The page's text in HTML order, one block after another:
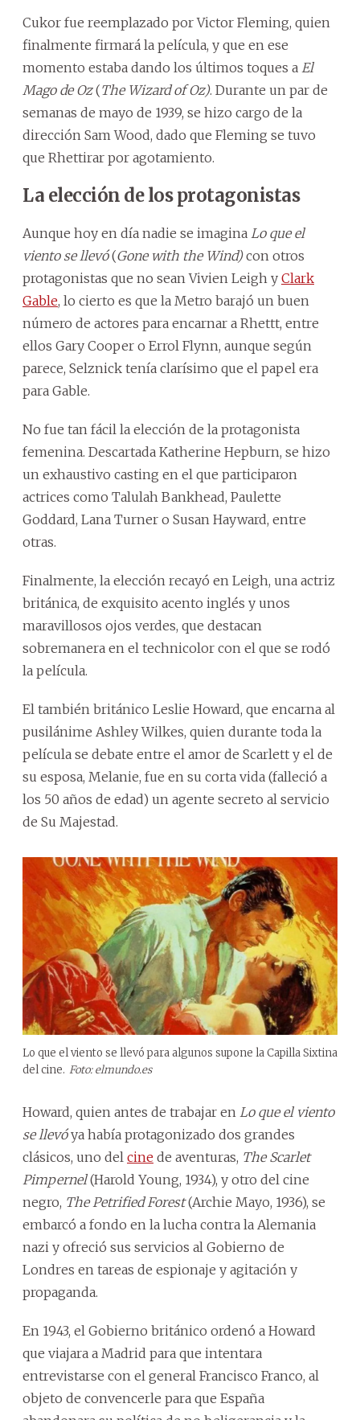
Cukor fue reemplazado por Victor Fleming, quien
finalmente firmará la película, y que en ese
momento estaba dando los últimos toques a El
Mago de Oz(The Wizard of Oz). Durante un par de
semanas de mayo de 1939, se hizo cargo de la
dirección Sam Wood, dado que Fleming se tuvo
que Rhettirar por agotamiento.
La elección de los protagonistas
Aunque hoy en día nadie se imagina Lo que el
viento se llevó(Gone with the Wind)con otros
protagonistas que no sean Vivien Leigh y Clark
Gable, lo cierto es que la Metro barajó un buen
número de actores para encarnar a Rhettt, entre
ellos Gary Cooper o Errol Flynn, aunque según
parece, Selznick tenía clarísimo que el papel era
para Gable.
No fue tan fácil la elección de la protagonista
femenina. Descartada Katherine Hepburn, se hizo
un exhaustivo casting en el que participaron
actrices como Talulah Bankhead, Paulette
Goddard, Lana Turner o Susan Hayward, entre
otras.
Finalmente, la elección recayó en Leigh, una actriz
británica, de exquisito acento inglés y unos
maravillosos ojos verdes, que destacan
sobremanera en el technicolor con el que se rodó
la película.
El también británico Leslie Howard, que encarna al
pusilánime Ashley Wilkes, quien durante toda la
película se debate entre el amor de Scarlett y el de
su esposa, Melanie, fue en su corta vida (falleció a
los 50 años de edad) un agente secreto al servicio
de Su Majestad.
Lo que el viento se llevó para algunos supone la Capilla Sixtina
del cine. Foto: elmundo.es
Howard, quien antes de trabajar en Lo que el viento
se llevóya había protagonizado dos grandes
clásicos, uno del cine de aventuras, The Scarlet
Pimpernel(Harold Young, 1934), y otro del cine
negro, The Petrified Forest(Archie Mayo, 1936), se
embarcó a fondo en la lucha contra la Alemania
nazi y ofreció sus servicios al Gobierno de
Londres en tareas de espionaje y agitación y
propaganda.
En 1943, el Gobierno británico ordenó a Howard
que viajara a Madrid para que intentara
entrevistarse con el general Francisco Franco, al
objeto de convencerle para que España